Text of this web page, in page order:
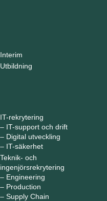
Interim
Utbildning
IT-rekrytering
– IT-support och drift
– Digital utveckling
– IT-säkerhet
Teknik- och
ingenjörsrekrytering
– Engineering
– Production
– Supply Chain